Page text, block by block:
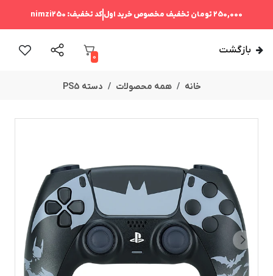
250,000 تومان تخفیف مخصوص خرید اولکد تخفیف: nimzi250
بازگشت
0
خانه همه محصولات دسته PS5